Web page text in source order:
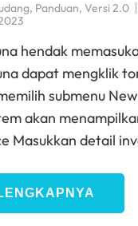
, Panduan, Versi 2.0
hendak
dapat mengklik
submenu
akan
Masukkan detail